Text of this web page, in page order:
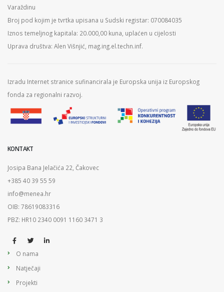
Varaždinu
Broj pod kojim je tvrtka upisana u Sudski registar: 070084035
Iznos temeljnog kapitala: 20.000,00 kuna, uplaćen u cijelosti
Uprava društva: Alen Višnjić, mag.ing.el.techn.inf.
Izradu Internet stranice sufinancirala je Europska unija iz Europskog
fonda za regionalni razvoj.
KONTAKT
Josipa Bana Jelačića 22, Čakovec
+385 40 39 55 59
info@menea.hr
OIB: 78619083316
PBZ: HR10 2340 0091 1160 3471 3
O nama
Natječaji
Projekti